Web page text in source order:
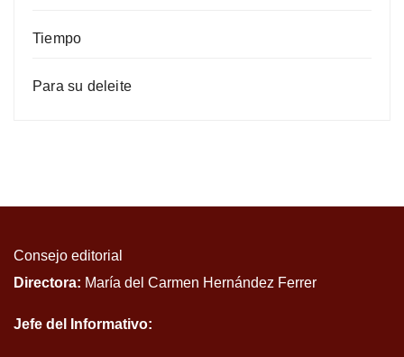
Tiempo
Para su deleite
Consejo editorial
Directora: María del Carmen Hernández Ferrer
Jefe del Informativo: